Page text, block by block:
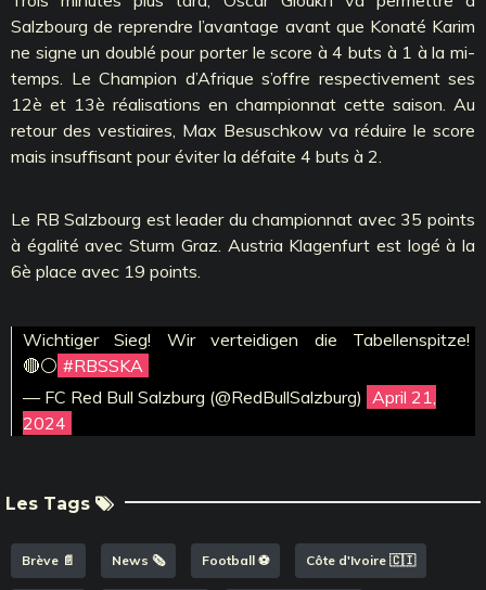
Salzbourg de reprendre l’avantage avant que Konaté Karim
ne signe un doublé pour porter le score à 4 buts à 1 à la mi-
temps. Le Champion d’Afrique s’offre respectivement ses
12è et 13è réalisations en championnat cette saison. Au
retour des vestiaires, Max Besuschkow va réduire le score
mais insuffisant pour éviter la défaite 4 buts à 2.
Le RB Salzbourg est leader du championnat avec 35 points
à égalité avec Sturm Graz. Austria Klagenfurt est logé à la
6è place avec 19 points.
Wichtiger Sieg! Wir verteidigen die Tabellenspitze!
🔴⚪️ #RBSSKA
— FC Red Bull Salzburg (@RedBullSalzburg) April 21,
2024
Les Tags
Brève 📄 News 🗞️ Football ⚽️ Côte d'Ivoire 🇨🇮